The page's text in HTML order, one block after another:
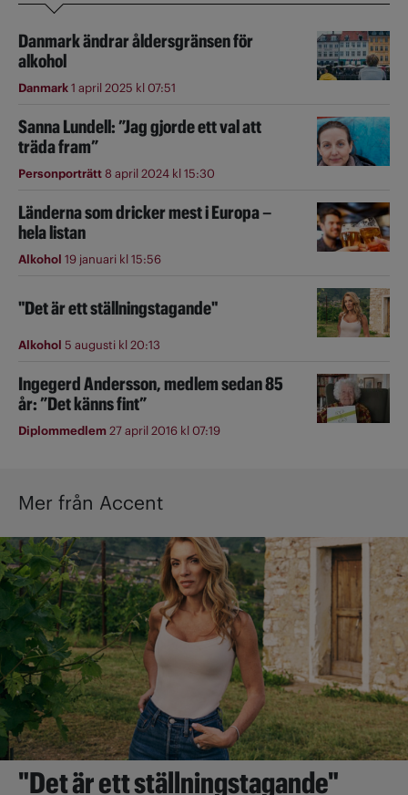
Danmark ändrar åldersgränsen för
alkohol
Danmark1 april 2025 kl 07:51
Sanna Lundell: ”Jag gjorde ett val att
träda fram”
Personporträtt8 april 2024 kl 15:30
Länderna som dricker mest i Europa –
hela listan
Alkohol 19 januari kl 15:56
"Det är ett ställningstagande"
Alkohol 5 augusti kl 20:13
Ingegerd Andersson, medlem sedan 85
år: ”Det känns fint”
Diplommedlem27 april 2016 kl 07:19
Mer från Accent
"Det är ett ställningstagande"